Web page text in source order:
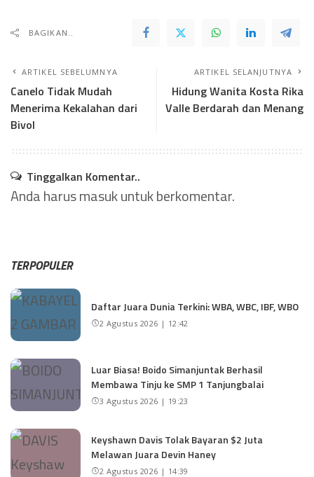
BAGIKAN..
ARTIKEL SEBELUMNYA
Canelo Tidak Mudah
Menerima Kekalahan dari
Bivol
ARTIKEL SELANJUTNYA
Hidung Wanita Kosta Rika
Valle Berdarah dan Menang
Tinggalkan Komentar..
Anda harusmasukuntuk berkomentar.
TERPOPULER
Daftar Juara Dunia Terkini: WBA, WBC, IBF, WBO
2 Agustus 2026 | 12:42
Luar Biasa! Boido Simanjuntak Berhasil
Membawa Tinju ke SMP 1 Tanjungbalai
3 Agustus 2026 | 19:23
Keyshawn Davis Tolak Bayaran $2 Juta
Melawan Juara Devin Haney
2 Agustus 2026 | 14:39